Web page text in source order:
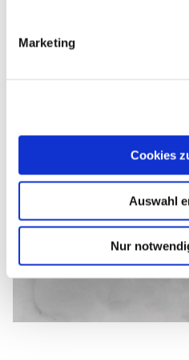
Marketing
Cookies
Auswahl
Nur
sichern.